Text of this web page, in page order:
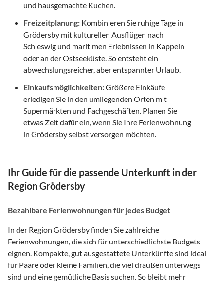
und hausgemachte Kuchen.
Freizeitplanung: Kombinieren Sie ruhige Tage in
Grödersby mit kulturellen Ausflügen nach
Schleswig und maritimen Erlebnissen in Kappeln
oder an der Ostseeküste. So entsteht ein
abwechslungsreicher, aber entspannter Urlaub.
Einkaufsmöglichkeiten:Größere Einkäufe
erledigen Sie in den umliegenden Orten mit
Supermärkten und Fachgeschäften. Planen Sie
etwas Zeit dafür ein, wenn Sie Ihre Ferienwohnung
in Grödersby selbst versorgen möchten.
Ihr Guide für die passende Unterkunft in der
Region Grödersby
Bezahlbare Ferienwohnungen für jedes Budget
In der Region Grödersby finden Sie zahlreiche
Ferienwohnungen, die sich für unterschiedlichste Budgets
eignen. Kompakte, gut ausgestattete Unterkünfte sind ideal
für Paare oder kleine Familien, die viel draußen unterwegs
sind und eine gemütliche Basis suchen. So bleibt mehr